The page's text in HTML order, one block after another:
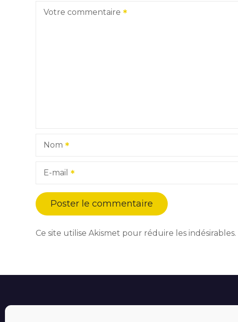
Votre commentaire
Nom
E-mail
Ce site utilise Akismet pour réduire les indésirables.